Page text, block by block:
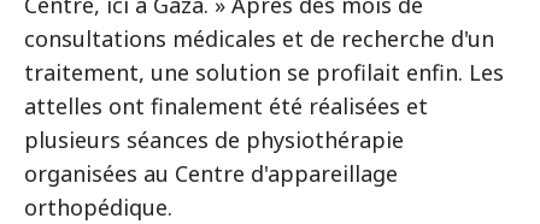
consultations médicales et de recherche d'un
traitement, une solution se profilait enfin. Les
attelles ont finalement été réalisées et
plusieurs séances de physiothérapie
organisées au Centre d'appareillage
orthopédique.